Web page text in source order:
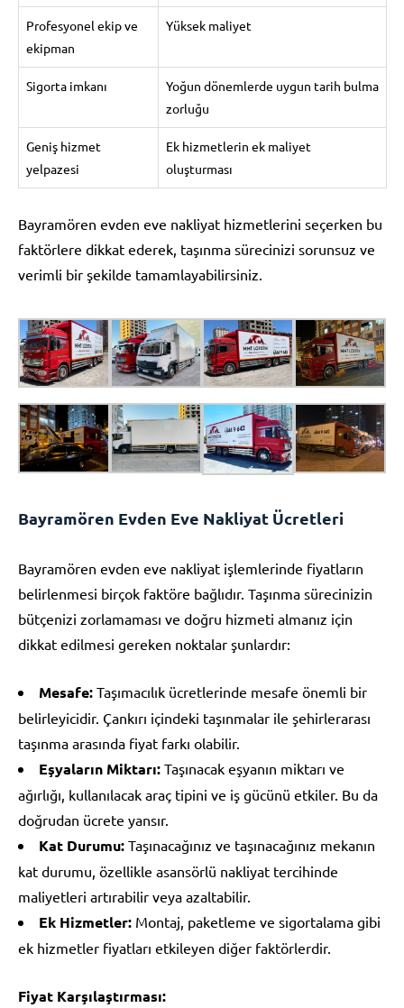
Profesyonel ekip ve
ekipman
Yüksek maliyet
Sigorta imkanı
Yoğun dönemlerde uygun tarih bulma
zorluğu
Geniş hizmet
yelpazesi
Ek hizmetlerin ek maliyet
oluşturması
Bayramören evden eve nakliyat hizmetlerini seçerken bu
faktörlere dikkat ederek, taşınma sürecinizi sorunsuz ve
verimli bir şekilde tamamlayabilirsiniz.
Bayramören Evden Eve Nakliyat Ücretleri
Bayramören evden eve nakliyat işlemlerinde fiyatların
belirlenmesi birçok faktöre bağlıdır. Taşınma sürecinizin
bütçenizi zorlamaması ve doğru hizmeti almanız için
dikkat edilmesi gereken noktalar şunlardır:
Mesafe: Taşımacılık ücretlerinde mesafe önemli bir
belirleyicidir. Çankırı içindeki taşınmalar ile şehirlerarası
taşınma arasında fiyat farkı olabilir.
Eşyaların Miktarı: Taşınacak eşyanın miktarı ve
ağırlığı, kullanılacak araç tipini ve iş gücünü etkiler. Bu da
doğrudan ücrete yansır.
Kat Durumu: Taşınacağınız ve taşınacağınız mekanın
kat durumu, özellikle asansörlü nakliyat tercihinde
maliyetleri artırabilir veya azaltabilir.
Ek Hizmetler: Montaj, paketleme ve sigortalama gibi
ek hizmetler fiyatları etkileyen diğer faktörlerdir.
Fiyat Karşılaştırması: